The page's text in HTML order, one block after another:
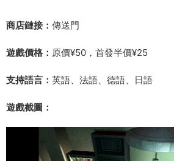
商店鏈接： 傳送門
遊戲價格： 原價¥50，首發半價¥25
支持語言： 英語、法語、德語、日語
遊戲截圖：